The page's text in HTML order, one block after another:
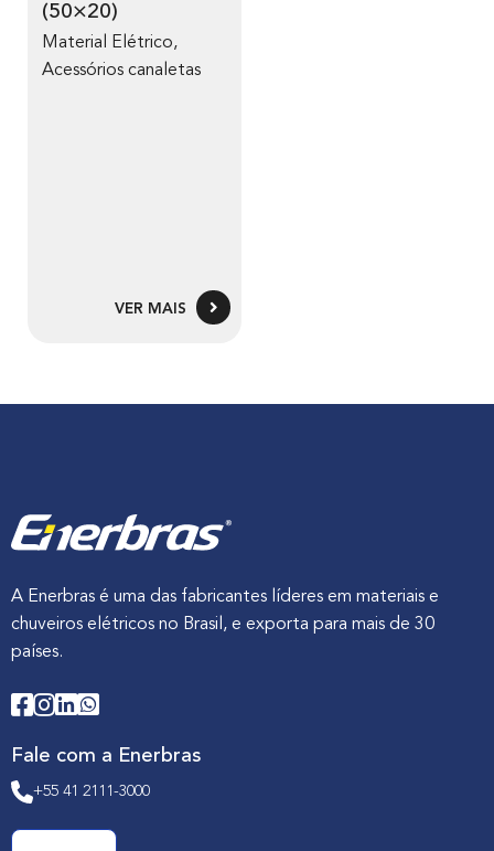
(50×20)
Material Elétrico,
Acessórios canaletas
VER MAIS
A Enerbras é uma das fabricantes líderes em materiais e
chuveiros elétricos no Brasil, e exporta para mais de 30
países.
Fale com a Enerbras
+55 41 2111-3000